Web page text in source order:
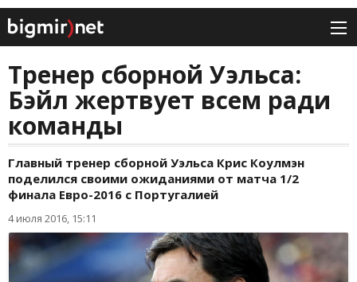
Тренер сборной Уэльса:
Бэйл жертвует всем ради
команды
Главный тренер сборной Уэльса Крис Коулмэн
поделился своими ожиданиями от матча 1/2
финала Евро-2016 с Португалией
4 июля 2016, 15:11